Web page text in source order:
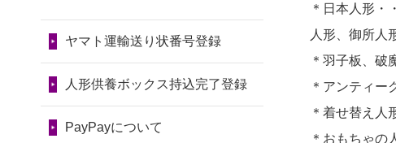
＊日本人形・
人形、御所人
＊羽子板、破
＊アンティー
＊着せ替え人
＊おもちゃの
神奈川の方からお申込み
2026/07/29 15:08
2026/07/10家から近かったの
で。
2026/07/08誰も住んでいない
実家の片付けを始めました。
...
が、きちんと供養してもらえ
るのですか？
お願いできますか？
第80回人形供養祭
第79回人形供養祭
令和7年8月2日(土)
ヤマト運輸送り状番号登録
人形供養ボックス持込完了登録
PayPayについて